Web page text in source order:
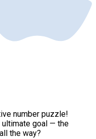
number puzzle!
ultimate goal — the
the way?